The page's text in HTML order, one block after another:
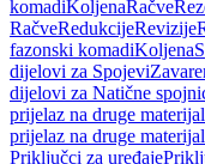
komadiKoljenaRačve
RačveRedukcijeRevizije
fazonski komadiKoljena
dijelovi za Spojevi
dijelovi za Natične
prijelaz na druge
prijelaz na druge
Priključci za uređaje